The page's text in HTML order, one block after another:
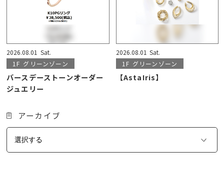
2026.08.01 Sat.
1F グリーンゾーン
バースデーストーンオーダー
ジュエリー
2026.08.01 Sat.
1F グリーンゾーン
【AstaIris】
アーカイブ